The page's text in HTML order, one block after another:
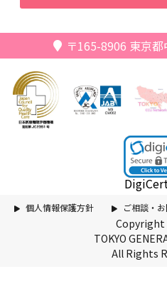
〒165-8906 東京
個人情報保護方針 ご相談・
Copyright
TOKYO
All Rights